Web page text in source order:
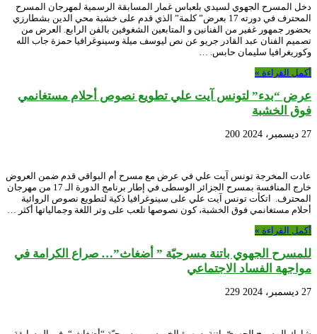
دخل المسرح الجهوي لسيدي بلعباس غمار المسابقة الرسمية لمهرجان المسرح
المحترف في دورته 17 بعرض” كلمة” الذي قدم على خشبة محي الدين بشطارزي
بحضور جمهور غفير من الفنانين و المتابعين الشغوفين بالفن الرابع. العرض من
تصميم الفنان عبد القادر جريو عن نص ليوسف ميلة وسينوغرافيا حمزة جاب الله
وكوريغرافيا سليمان حابس. …
أكمل القراءة »
عرض “بدء” لتونس آيت علي تطويع نصوص أحلام مستغانمي
فوق الخشبة
27 ديسمبر، 2024 200
عادت المخرجة تونس آيت علي في عرض مع مسرح أم البواقي قدم ضمن العروض
خارج المنافسة بمسرح الجزائر الوسطى في إطار برنامج الدورة الـ 17 من مهرجان
المحترف. اتكأت تونس آيت علي على سينوغرافيا ذكية لتطويع نصوص الروائية
أحلام مستغانمي فوق الخشبة، كون نصوصها تلعب على وتر اللغة وجمالياتها أكثر …
أكمل القراءة »
للمسرح الجهوي باتنة مسرحيّة ” أضغاث”… صراع الكرامة في
مواجهة الفساد الاجتماعي
27 ديسمبر، 2024 229